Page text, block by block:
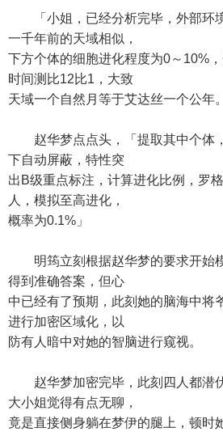
「小姐，已经分析完毕，外部环
一千年前的天域相似，
下方个体的细胞进化程度为0～10%
时间测比12比1，大致
天域一个自然月等于艾达丝一个公年
赵华梦点点头，「提取其中个体
下自动屏蔽，特性突
出B级重点标注，计算进化比例，罗
人，模拟至高进化，
概率为0.1%」
明筠立刻根据赵华梦的要求开始
得到准确答案，但心
中已经有了预期，此刻她的脑海中将
进行加密区域化，以
防有人暗中对她的智脑进行窥视。
赵华梦加密完毕，此刻四人都潜伏
大小姐觉得有点无聊，
竟是直接侧身躺在梦伊的腿上，顿时